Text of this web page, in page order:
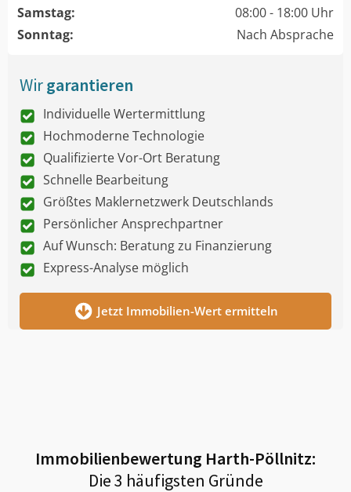
Samstag:
08:00 - 18:00 Uhr
Sonntag:
Nach Absprache
Wirgarantieren
Individuelle Wertermittlung
Hochmoderne Technologie
Qualifizierte Vor-Ort Beratung
Schnelle Bearbeitung
Größtes Maklernetzwerk Deutschlands
Persönlicher Ansprechpartner
Auf Wunsch: Beratung zu Finanzierung
Express-Analyse möglich
Jetzt Immobilien-Wert ermitteln
Immobilienbewertung Harth-Pöllnitz:
Die 3 häufigsten Gründe